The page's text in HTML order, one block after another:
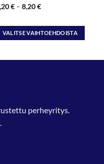
€ – 8,20€Hintaluokka:
8,20 €
VALITSE VAIHTOEHDOISTA
perheyritys.